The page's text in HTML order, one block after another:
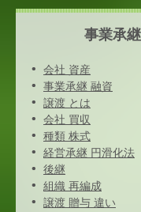
事業承
会社 資産
事業承継 融資
譲渡 とは
会社 買収
種類 株式
経営承継 円滑化法
後継
組織 再編成
譲渡 贈与 違い